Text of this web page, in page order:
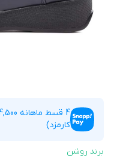
کارمزد)
برند روشن